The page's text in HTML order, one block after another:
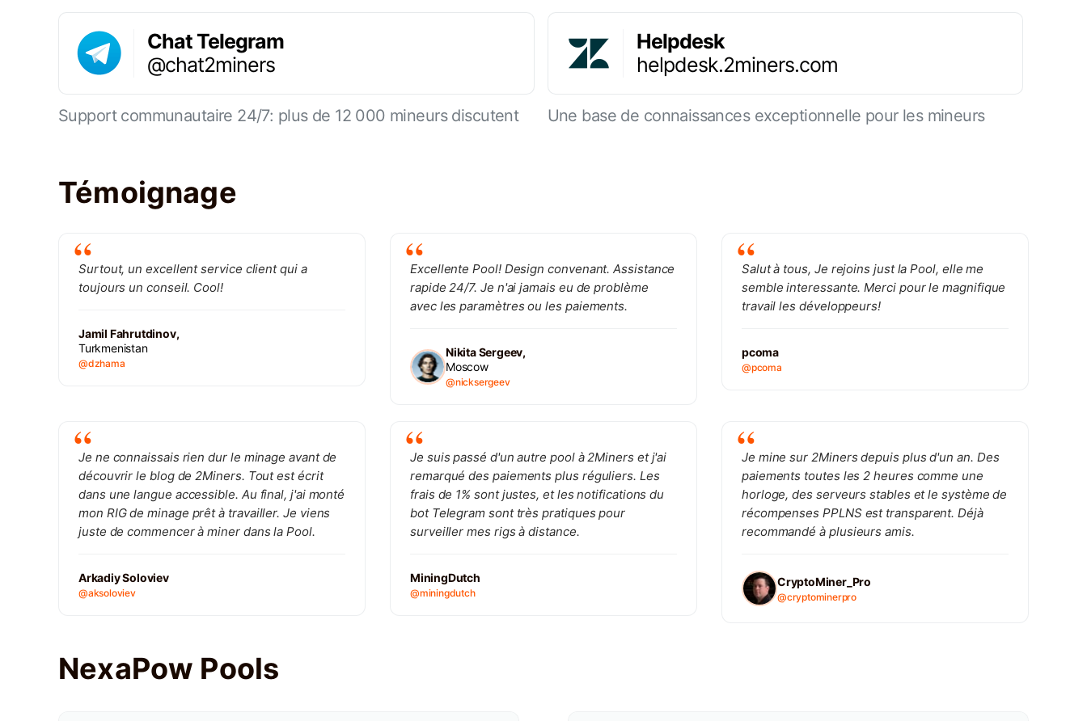
Chat Telegram
@chat2miners
Support communautaire 24/7: plus de 12 000 mineurs discutent
Helpdesk
helpdesk.2miners.com
Une base de connaissances exceptionnelle pour les mineurs
Témoignage
Surtout, un excellent service client qui a
toujours un conseil. Cool!
Jamil Fahrutdinov,
Turkmenistan
@dzhama
Excellente Pool! Design convenant. Assistance
rapide 24/7. Je n'ai jamais eu de problème
avec les paramètres ou les paiements.
Nikita Sergeev,
Moscow
@nicksergeev
Salut à tous, Je rejoins just la Pool, elle me
semble interessante. Merci pour le magnifique
travail les développeurs!
pcoma
@pcoma
Je ne connaissais rien dur le minage avant de
découvrir le blog de 2Miners. Tout est écrit
dans une langue accessible. Au final, j'ai monté
mon RIG de minage prêt à travailler. Je viens
juste de commencer à miner dans la Pool.
Arkadiy Soloviev
@aksoloviev
Je suis passé d'un autre pool à 2Miners et j'ai
remarqué des paiements plus réguliers. Les
frais de 1% sont justes, et les notifications du
bot Telegram sont très pratiques pour
surveiller mes rigs à distance.
MiningDutch
@miningdutch
Je mine sur 2Miners depuis plus d'un an. Des
paiements toutes les 2 heures comme une
horloge, des serveurs stables et le système de
récompenses PPLNS est transparent. Déjà
recommandé à plusieurs amis.
CryptoMiner_Pro
@cryptominerpro
NexaPow Pools